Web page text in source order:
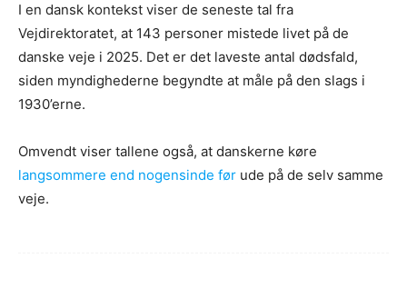
I en dansk kontekst viser de seneste tal fra
Vejdirektoratet, at 143 personer mistede livet på de
danske veje i 2025. Det er det laveste antal dødsfald,
siden myndighederne begyndte at måle på den slags i
1930’erne.
Omvendt viser tallene også, at danskerne køre
langsommere end nogensinde før ude på de selv samme
veje.